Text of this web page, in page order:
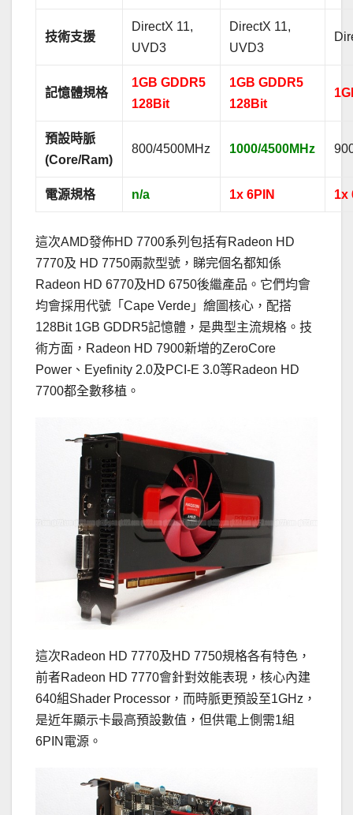
技術支援
DirectX 11,
UVD3
DirectX 11,
UVD3
記憶體規格
1GB GDDR5
128Bit
1GB GDDR5
128Bit
預設時脈
(Core/Ram)
800/4500MHz 1000/4500MHz
電源規格 n/a 1x 6PIN 1x
這次AMD發佈HD 7700系列包括有Radeon HD
7770及 HD 7750兩款型號，睇完個名都知係
Radeon HD 6770及HD 6750後繼產品。它們均會
均會採用代號「Cape Verde」繪圖核心，配搭
128Bit 1GB GDDR5記憶體，是典型主流規格。技
術方面，Radeon HD 7900新增的ZeroCore
Power、Eyefinity 2.0及PCI-E 3.0等Radeon HD
7700都全數移植。
這次Radeon HD 7770及HD 7750規格各有特色，
前者Radeon HD 7770會針對效能表現，核心內建
640組Shader Processor，而時脈更預設至1GHz，
是近年顯示卡最高預設數值，但供電上側需1組
6PIN電源。